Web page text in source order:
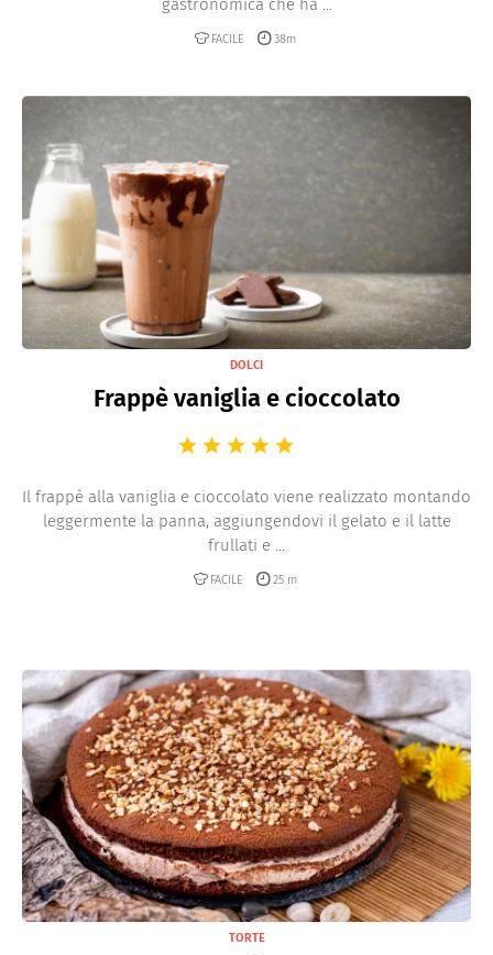
gastronomica che ha ...
FACILE 38m
DOLCI
Frappè vaniglia e cioccolato
Il frappè alla vaniglia e cioccolato viene realizzato montando
leggermente la panna, aggiungendovi il gelato e il latte
frullati e ...
FACILE 25 m
TORTE